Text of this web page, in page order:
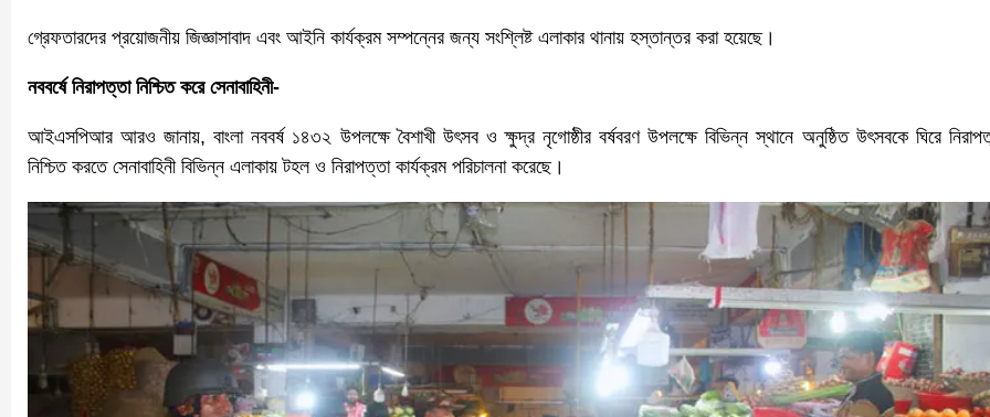
গ্রেফতারদের প্রয়োজনীয় জিজ্ঞাসাবাদ এবং আইনি কার্যক্রম সম্পন্নের জন্য সংশ্লিষ্ট এলাকার থানায় হস্তান্তর করা হয়েছে।
নববর্ষে নিরাপত্তা নিশ্চিত করে সেনাবাহিনী-
আইএসপিআর আরও জানায়, বাংলা নববর্ষ ১৪৩২ উপলক্ষে বৈশাখী উৎসব ও ক্ষুদ্র নৃগোষ্ঠীর বর্ষবরণ উপলক্ষে বিভিন্ন স্থানে অনুষ্ঠিত উৎসবকে ঘিরে
নিশ্চিত করতে সেনাবাহিনী বিভিন্ন এলাকায় টহল ও নিরাপত্তা কার্যক্রম পরিচালনা করেছে।